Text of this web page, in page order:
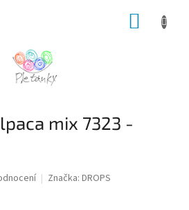
mix 7323 -
Značka: DROPS